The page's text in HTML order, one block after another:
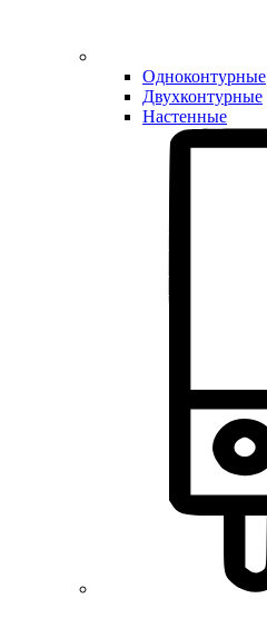
Одноконтурные
Двухконтурные
Настенные